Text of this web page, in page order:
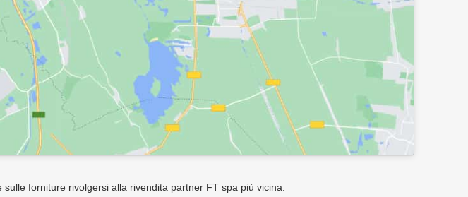
forniture rivolgersi alla rivendita partner FT spa più vicina.